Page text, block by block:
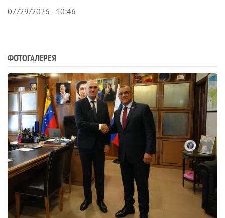
07/29/2026 - 10:46
ФОТОГАЛЕРЕЯ